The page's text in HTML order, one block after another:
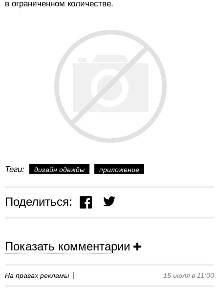
в ограниченном количестве.
Теги: дизайн одежды приложение
Поделиться:
Показать комментарии
На правах рекламы 15 июля в 11:00